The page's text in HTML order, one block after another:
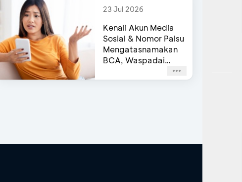
23 Jul 2026
Kenali Akun Media
Sosial & Nomor Palsu
Mengatasnamakan
BCA, Waspadai
Agar Tidak Terjebak
Penipuan